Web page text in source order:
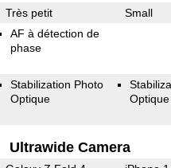
Très petit Small
AF à détection de
phase
Stabilization Photo
Optique
Optique
Ultrawide Camera